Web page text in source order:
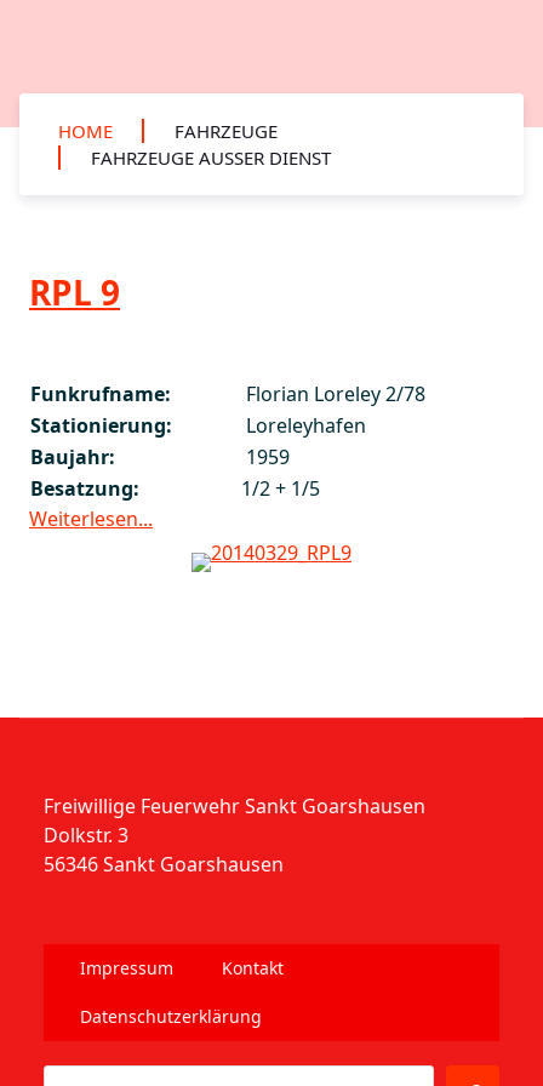
HOME
FAHRZEUGE
FAHRZEUGE AUSSER DIENST
RPL 9
Funkrufname:
Florian Loreley 2/78
Stationierung:
Loreleyhafen
Baujahr:
1959
Besatzung:
1/2 + 1/5
Weiterlesen...
Freiwillige Feuerwehr Sankt Goarshausen
Dolkstr. 3
56346 Sankt Goarshausen
Impressum Kontakt
Datenschutzerklärung